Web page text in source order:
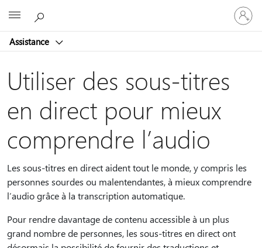
Assistance
vous
à
compte
Utiliser des sous-titres
en direct pour mieux
comprendre l’audio
Les sous-titres en direct aident tout le monde, y compris les
personnes sourdes ou malentendantes, à mieux comprendre
l’audio grâce à la transcription automatique.
Pour rendre davantage de contenu accessible à un plus
grand nombre de personnes, les sous-titres en direct ont